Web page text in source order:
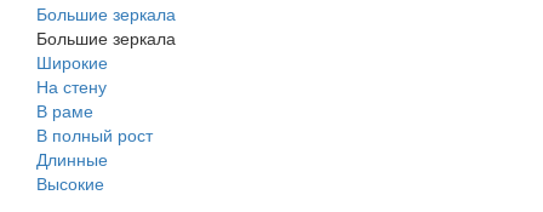
Большие зеркала
Большие зеркала
Широкие
На стену
В раме
В полный рост
Длинные
Высокие